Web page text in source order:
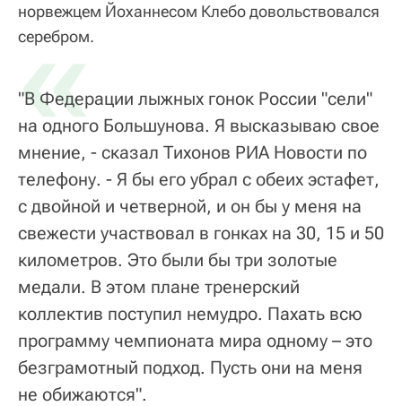
норвежцем Йоханнесом Клебо довольствовался
серебром.
«
"В Федерации лыжных гонок России "сели"
на одного Большунова. Я высказываю свое
мнение, - сказал Тихонов РИА Новости по
телефону. - Я бы его убрал с обеих эстафет,
с двойной и четверной, и он бы у меня на
свежести участвовал в гонках на 30, 15 и 50
километров. Это были бы три золотые
медали. В этом плане тренерский
коллектив поступил немудро. Пахать всю
программу чемпионата мира одному – это
безграмотный подход. Пусть они на меня
не обижаются".